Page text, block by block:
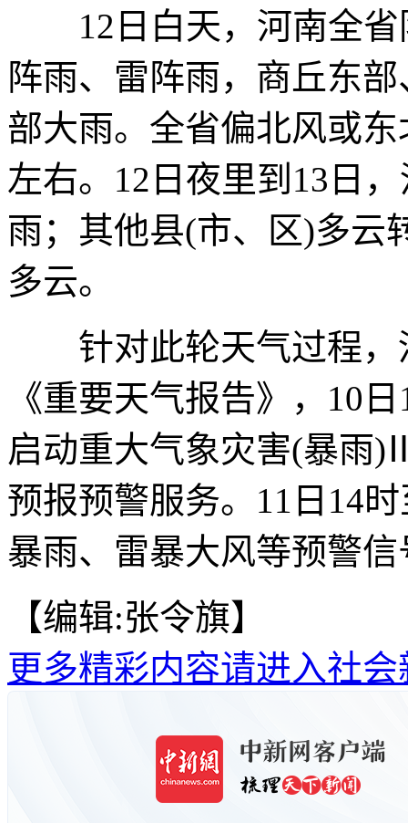
12日白天，河南全省
阵雨、雷阵雨，商丘东
部大雨。全省偏北风或
左右。12日夜里到13日
雨；其他县(市、区)多云
多云。
针对此轮天气过程，
《重要天气报告》，10
启动重大气象灾害(暴雨
预报预警服务。11日14
暴雨、雷暴大风等预警
【编辑:张令旗】
更多精彩内容请进入社会